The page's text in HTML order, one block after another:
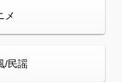
メ
/民謡